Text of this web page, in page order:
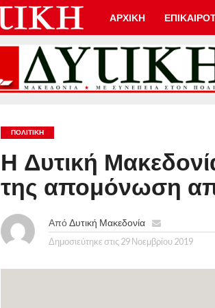
ΑΡΧΙΚΗ
ΠΟΛΙΤΙΚΉ
Η Δυτική
της απομόνωση
ΑπόΔυτική Μακεδονία
Δημοσιεύτηκε στις 29 Νοεμβρίου 2019